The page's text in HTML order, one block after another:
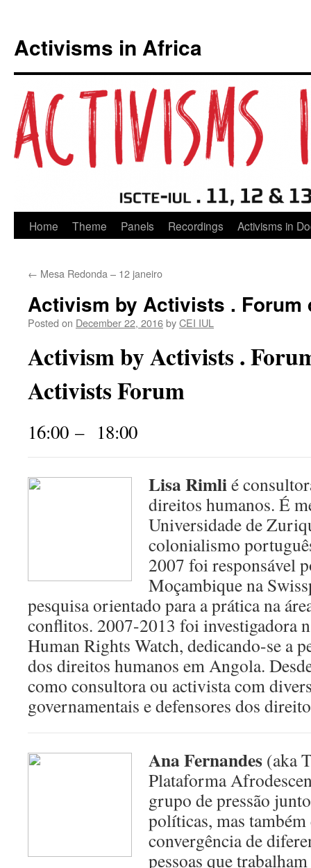
Activisms in Africa
Skip
content
Home Theme Panels Recordings Activisms in
← Mesa Redonda – 12 janeiro
Activism by Activists . Forum
Posted on December 22, 2016byCEI IUL
Activism by Activists .
Activists Forum
16:00 – 18:00
Lisa Rimlié
direitos humanos. É
Universidade de
colonialismo
2007 foi responsável
Moçambique na
pesquisa orientado para a prática na
conflitos. 2007-2013 foi investigadora
Human Rights Watch, dedicando-se a
dos direitos humanos em Angola.
como consultora ou activista com
governamentais e defensores dos
Ana Fernandes (aka
Plataforma
grupo de pressão
políticas, mas também
convergência de
pessoas que